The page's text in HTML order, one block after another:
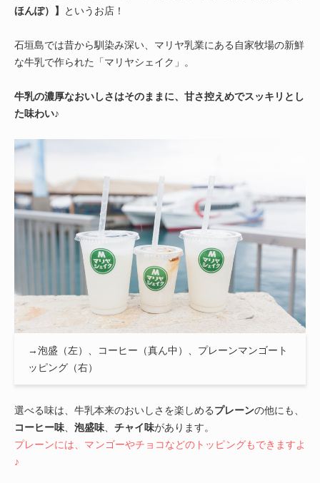
ほんぽ）】
というお店！
石垣島では昔から馴染み深い、マリヤ乳業にある自家牧場の新鮮
な牛乳で作られた「マリヤシェイク」。
牛乳の濃厚なおいしさはそのままに、甘さ控えめでスッキリとし
た味わい♪
→泡盛（左）、コーヒー（真ん中）、プレーンマンゴート
ッピング（右）
選べる味は、牛乳本来のおいしさを楽しめるプレーンの他にも、
コーヒー味
泡盛味 チャイ味があります。
プレーンには、マンゴーやチョコなどのトッピングもできますよ
♪